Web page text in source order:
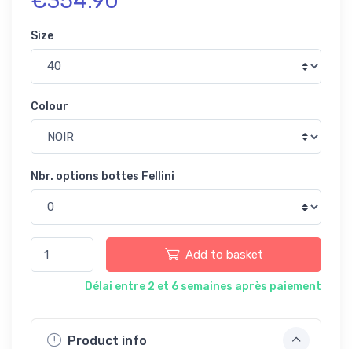
Size
Colour
Nbr. options bottes Fellini
Add to basket
Délai entre 2 et 6 semaines après paiement
Product info